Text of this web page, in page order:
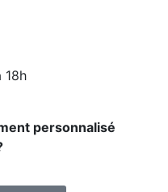
18h
personnalisé